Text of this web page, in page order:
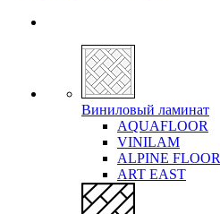
Виниловый ламинат
AQUAFLOOR
VINILAM
ALPINE FLOOR
ART EAST